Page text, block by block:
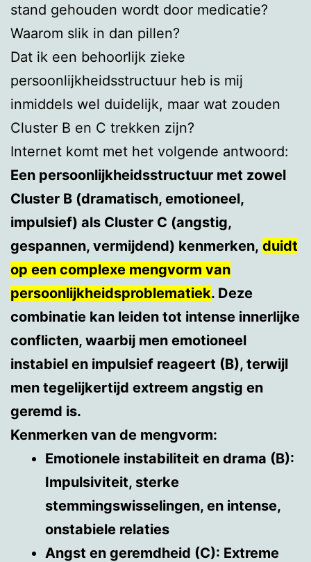
stand gehouden wordt door medicatie?
Waarom slik in dan pillen?
Dat ik een behoorlijk zieke
persoonlijkheidsstructuur heb is mij
inmiddels wel duidelijk, maar wat zouden
Cluster B en C trekken zijn?
Internet komt met het volgende antwoord:
Een persoonlijkheidsstructuur met zowel
Cluster B (dramatisch, emotioneel,
impulsief) als Cluster C (angstig,
gespannen, vermijdend) kenmerken, duidt
op een complexe mengvorm van
persoonlijkheidsproblematiek. Deze
combinatie kan leiden tot intense innerlijke
conflicten, waarbij men emotioneel
instabiel en impulsief reageert (B), terwijl
men tegelijkertijd extreem angstig en
geremd is.
Kenmerken van de mengvorm:
Emotionele instabiliteit en drama (B):
Impulsiviteit, sterke
stemmingswisselingen, en intense,
onstabiele relaties
Angst en geremdheid (C): Extreme